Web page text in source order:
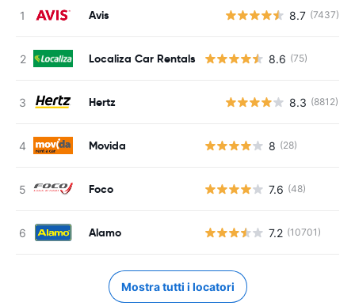
Avis 8.7 (7437)
Localiza Car Rentals 8.6 (75)
Hertz 8.3 (8812)
Movida 8 (28)
Foco 7.6 (48)
Alamo 7.2 (10701)
Mostra tutti i locatori